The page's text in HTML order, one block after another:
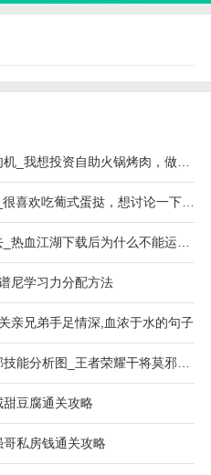
我的世界如何做自动烤肉机_我想投资自助火锅烤肉，做自助火锅烤肉赚钱
食之契约r卡有必要养吗_很喜欢吃葡式蛋挞，想讨论一下食之契约葡式
热血江湖手游登陆不进去_热血江湖下载后为什么不能运行呢!下载它需
尼学习力分配方法
亲兄弟手足情深,血浓于水的句子
王者荣耀新英雄干将莫邪技能分析图_王者荣耀干将莫邪大招肿么用 大招使用技巧
豆腐通关攻略
私房钱通关攻略